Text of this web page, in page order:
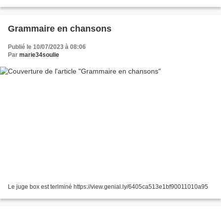
Grammaire en chansons
Publié le 10/07/2023 à 08:06
Par marie34soulie
Le juge box est terlminé https://view.genial.ly/6405ca513e1bf90011010a95